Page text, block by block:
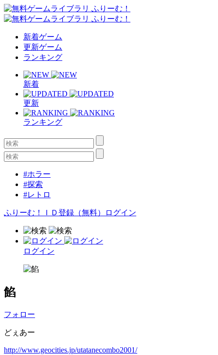
新着ゲーム
更新ゲーム
ランキング
新着
更新
ランキング
#ホラー
#探索
#レトロ
ふりーむ！ＩＤ登録（無料） ログイン
ログイン
餡
フォロー
どぇあー
http://www.geocities.jp/utatanecombo2001/